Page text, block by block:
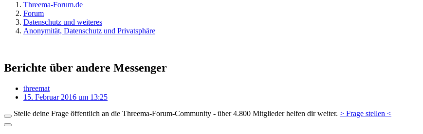
Threema-Forum.de
Forum
Datenschutz und weiteres
Anonymität, Datenschutz und Privatsphäre
Berichte über andere Messenger
threemat
15. Februar 2016 um 13:25
Stelle deine Frage öffentlich an die Threema-Forum-Community - über 4.800 Mitglieder helfen dir weiter. > Frage stellen <